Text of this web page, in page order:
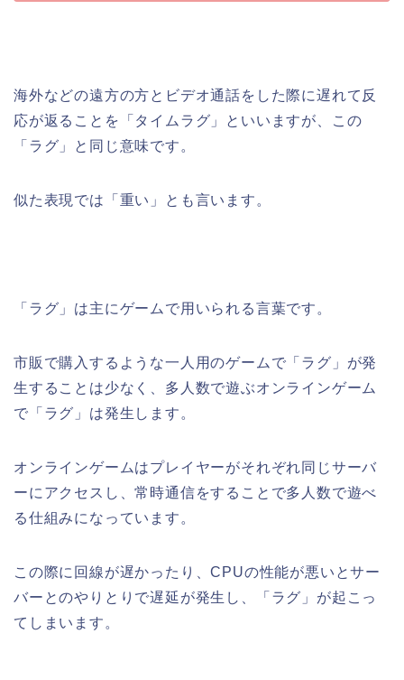
海外などの遠方の方とビデオ通話をした際に遅れて反
応が返ることを「タイムラグ」といいますが、この
「ラグ」と同じ意味です。
似た表現では「重い」とも言います。
「ラグ」は主にゲームで用いられる言葉です。
市販で購入するような一人用のゲームで「ラグ」が発
生することは少なく、多人数で遊ぶオンラインゲーム
で「ラグ」は発生します。
オンラインゲームはプレイヤーがそれぞれ同じサーバ
ーにアクセスし、常時通信をすることで多人数で遊べ
る仕組みになっています。
この際に回線が遅かったり、CPUの性能が悪いとサー
バーとのやりとりで遅延が発生し、「ラグ」が起こっ
てしまいます。